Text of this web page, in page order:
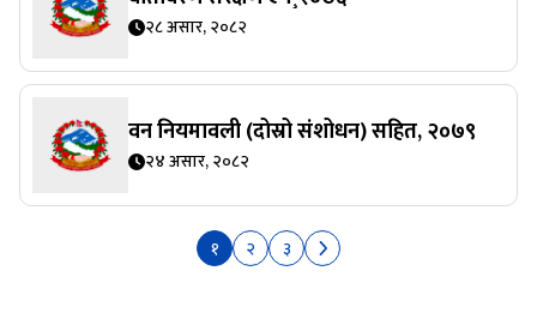
२८ असार, २०८२
वन नियमावली (दोस्रो संशोधन) सहित, २०७९
२४ असार, २०८२
१ २ ३